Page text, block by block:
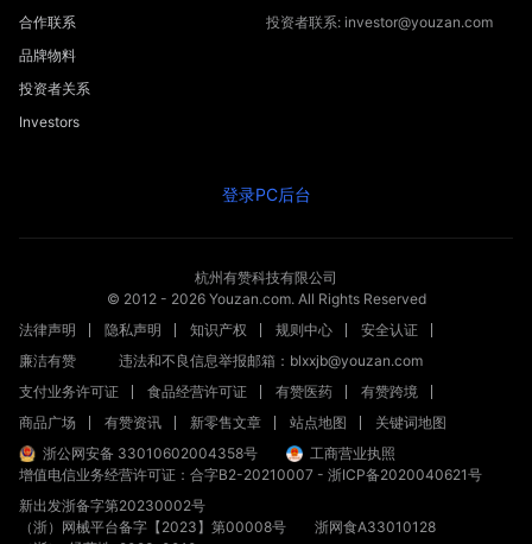
合作联系
品牌物料
投资者关系
Investors
投资者联系: investor@youzan.com
登录PC后台
杭州有赞科技有限公司
© 2012 - 2026Youzan.com. All Rights Reserved
法律声明
隐私声明 知识产权 规则中心
安全认证
廉洁有赞
违法和不良信息举报邮箱：blxxjb@youzan.com
支付业务许可证
食品经营许可证 有赞医药
有赞跨境
商品广场
有赞资讯 新零售文章 站点地图
关键词地图
浙公网安备 33010602004358号
工商营业执照
增值电信业务经营许可证：合字B2-20210007 - 浙ICP备2020040621号
新出发浙备字第20230002号
（浙）网械平台备字【2023】第00008号
浙网食A33010128